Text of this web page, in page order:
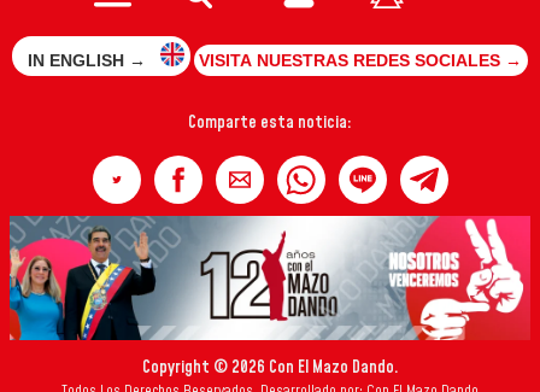
IN ENGLISH → VISITA NUESTRAS REDES SOCIALES →
Comparte esta noticia:
Copyright © 2026 Con El Mazo Dando.